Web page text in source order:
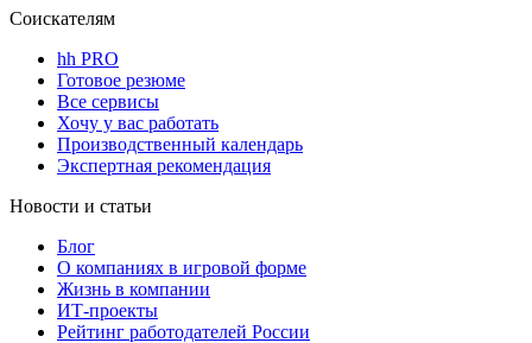
Соискателям
hh PRO
Готовое резюме
Все сервисы
Хочу у вас работать
Производственный календарь
Экспертная рекомендация
Новости и статьи
Блог
О компаниях в игровой форме
Жизнь в компании
ИТ-проекты
Рейтинг работодателей России